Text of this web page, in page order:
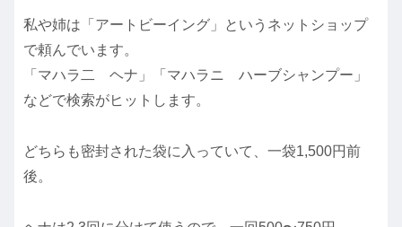
私や姉は「アートビーイング」というネットショップ
で頼んでいます。
「マハラ二 ヘナ」「マハラニ ハーブシャンプー」
などで検索がヒットします。
どちらも密封された袋に入っていて、一袋1,500円前
後。